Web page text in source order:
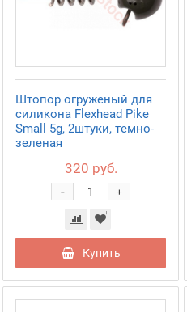
Штопор огруженый для
силикона Flexhead Pike
Small 5g, 2штуки, темно-
зеленая
320 руб.
+
-
Купить